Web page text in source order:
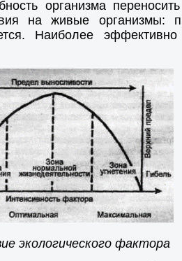
организма
на живые организмы:
Наиболее
экологического фактора